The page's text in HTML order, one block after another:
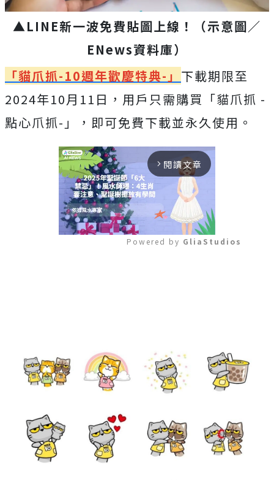
▲LINE新一波免費貼圖上線！（示意圖／
ENews資料庫）
「貓爪抓-10週年歡慶特典-」 下載期限至
2024年10月11日，用戶只需購買「貓爪抓 -
點心爪抓-」，即可免費下載並永久使用。
arrow_forward_ios 閱讀文章
Powered by GliaStudios